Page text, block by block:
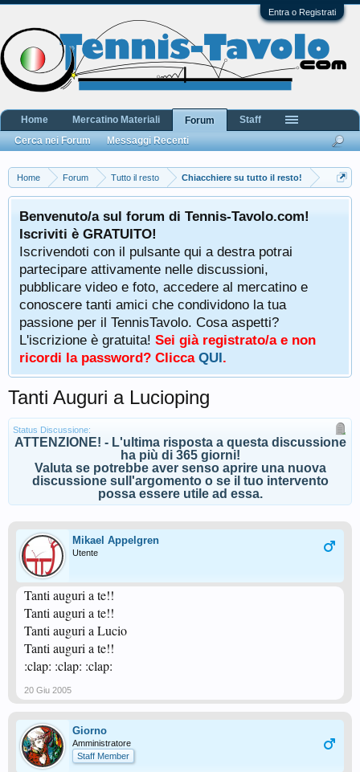
Entra o Registrati
Home Forum Tutto il resto Chiacchiere su tutto il resto!
Benvenuto/a sul forum di Tennis-Tavolo.com!
Iscriviti è GRATUITO!
Iscrivendoti con il pulsante qui a destra potrai
partecipare attivamente nelle discussioni,
pubblicare video e foto, accedere al mercatino e
conoscere tanti amici che condividono la tua
passione per il TennisTavolo. Cosa aspetti?
L'iscrizione è gratuita! Sei già registrato/a e non
ricordi la password? Clicca QUI.
Tanti Auguri a Lucioping
Status Discussione:
ATTENZIONE! - L'ultima risposta a questa discussione
ha più di 365 giorni!
Valuta se potrebbe aver senso aprire una nuova
discussione sull'argomento o se il tuo intervento
possa essere utile ad essa.
Mikael Appelgren
Utente
Tanti auguri a te!!
Tanti auguri a te!!
Tanti auguri a Lucio
Tanti auguri a te!!
:clap: :clap: :clap:
20 Giu 2005
Giorno
Amministratore
Staff Member
Home Mercatino Materiali
Forum
Cerca nei Forum
Messaggi Recenti
Staff